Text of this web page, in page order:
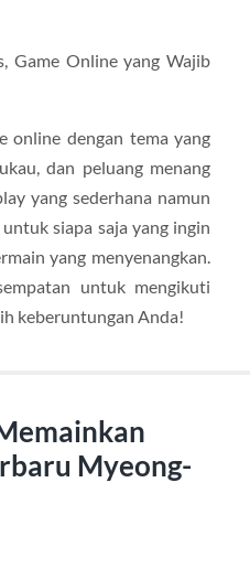
Game Online yang Wajib
online dengan tema yang
dan peluang menang
yang sederhana namun
siapa saja yang ingin
yang menyenangkan.
untuk mengikuti
keberuntungan Anda!
Myeong-